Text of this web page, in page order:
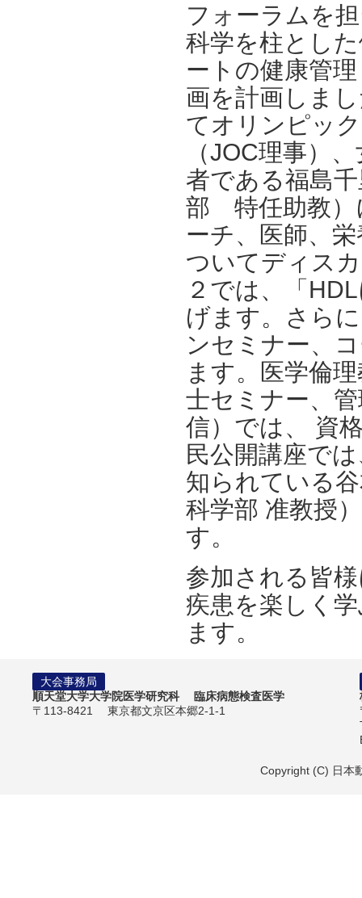
フォーラムを
科学を柱とし
ートの健康管
画を計画しま
てオリンピッ
（JOC理事）
者である福島
部 特任助教）
ーチ、医師、
ついてディス
２では、「
げます。さら
ンセミナー、
ます。医学倫
士セミナー、
信）では、 資
民公開講座で
知られている
科学部 准教授
す。
参加される皆
疾患を楽しく
ます。
大会事務局
順天堂大学大学院医学研究科 臨床病態検査医学
〒113-8421 東京都文京区本郷2-1-1
Copyright (C) 日本